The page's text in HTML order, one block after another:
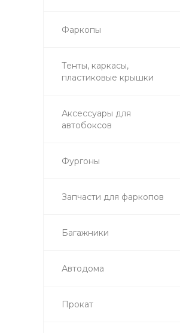
Фаркопы
Тенты, каркасы,
пластиковые крышки
Аксессуары для
автобоксов
Фургоны
Запчасти для фаркопов
Багажники
Автодома
Прокат